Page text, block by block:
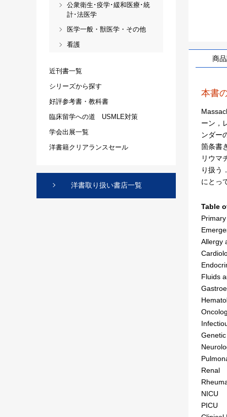
商
本書
ーン，
ンダー
箇条書
リウマ
り扱う
にとっ
Table
Allergy
Fluids
Renal
NICU
PICU
公衆衛生･疫学･緩和医療･統
計･法医学
医学一般・獣医学・その他
看護
近刊書一覧
シリーズから探す
好評参考書・教科書
臨床留学への道 USMLE対策
学会出展一覧
洋書籍クリアランスセール
洋書取り扱い書店一覧